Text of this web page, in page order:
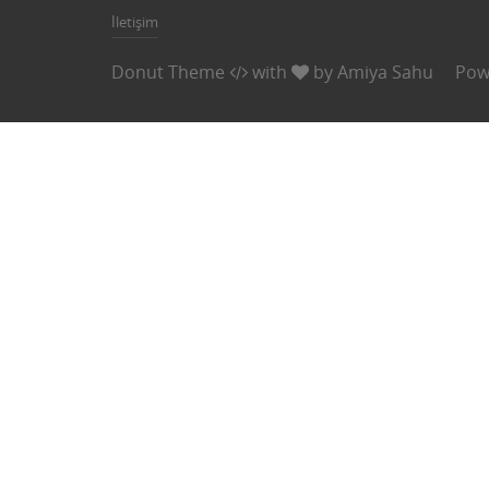
İletişim
Donut Theme with byAmiya Sahu